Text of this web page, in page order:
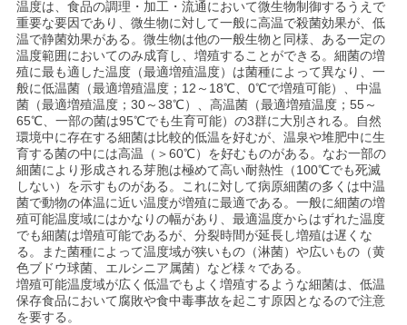
温度は、食品の調理・加工・流通において微生物制御するうえで
重要な要因であり、微生物に対して一般に高温で殺菌効果が、低
温で静菌効果がある。微生物は他の一般生物と同様、ある一定の
温度範囲においてのみ成育し、増殖することができる。細菌の増
殖に最も適した温度（最適増殖温度）は菌種によって異なり、一
般に低温菌（最適増殖温度；12～18℃、0℃で増殖可能）、中温
菌（最適増殖温度；30～38℃）、高温菌（最適増殖温度；55～
65℃、一部の菌は95℃でも生育可能）の3群に大別される。自然
環境中に存在する細菌は比較的低温を好むが、温泉や堆肥中に生
育する菌の中には高温（＞60℃）を好むものがある。なお一部の
細菌により形成される芽胞は極めて高い耐熱性（100℃でも死滅
しない）を示すものがある。これに対して病原細菌の多くは中温
菌で動物の体温に近い温度が増殖に最適である。一般に細菌の増
殖可能温度域にはかなりの幅があり、最適温度からはずれた温度
でも細菌は増殖可能であるが、分裂時間が延長し増殖は遅くな
る。また菌種によって温度域が狭いもの（淋菌）や広いもの（黄
色ブドウ球菌、エルシニア属菌）など様々である。
増殖可能温度域が広く低温でもよく増殖するような細菌は、低温
保存食品において腐敗や食中毒事故を起こす原因となるので注意
を要する。